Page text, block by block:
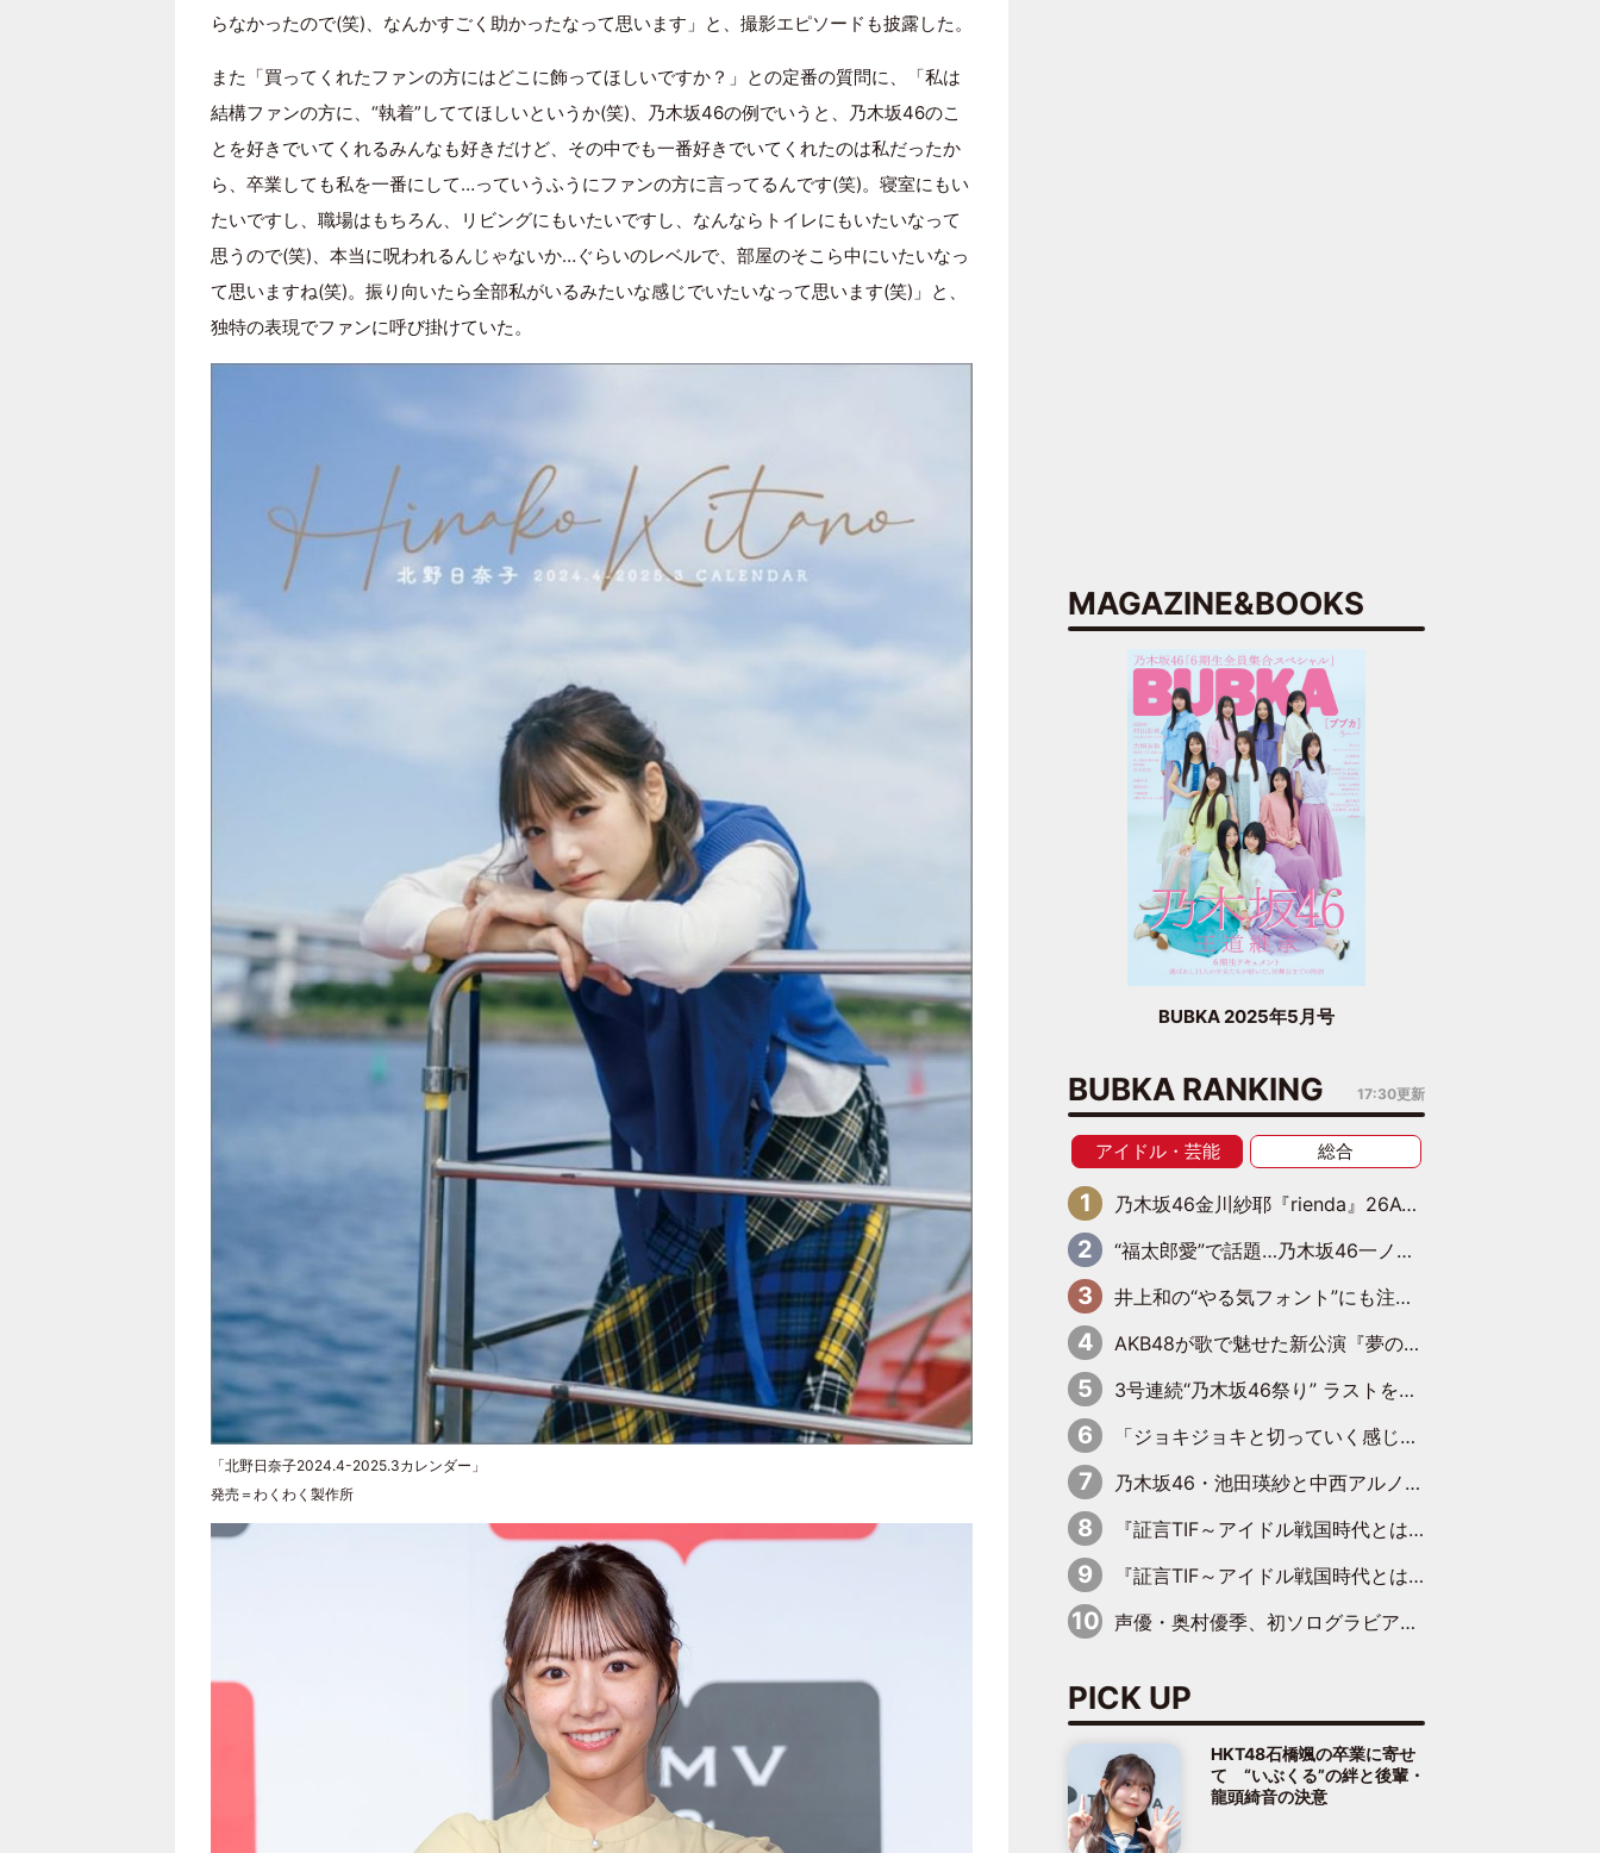
らなかったので(笑)、なんかすごく助かったなって思います」と、撮影エピソードも披露した。
また「買ってくれたファンの方にはどこに飾ってほしいですか？」との定番の質問に、「私は
結構ファンの方に、“執着”しててほしいというか(笑)、乃木坂46の例でいうと、乃木坂46のこ
とを好きでいてくれるみんなも好きだけど、その中でも一番好きでいてくれたのは私だったか
ら、卒業しても私を一番にして…っていうふうにファンの方に言ってるんです(笑)。寝室にもい
たいですし、職場はもちろん、リビングにもいたいですし、なんならトイレにもいたいなって
思うので(笑)、本当に呪われるんじゃないか…ぐらいのレベルで、部屋のそこら中にいたいなっ
て思いますね(笑)。振り向いたら全部私がいるみたいな感じでいたいなって思います(笑)」と、
独特の表現でファンに呼び掛けていた。
「北野日奈子2024.4-2025.3カレンダー」
発売＝わくわく製作所
MAGAZINE&BOOKS
BUBKA 2025年5月号
BUBKA RANKING 17:30更新
アイドル・芸能 総合
乃木坂46金川紗耶『rienda』26AW LOOKモデルに就任
“福太郎愛”で話題…乃木坂46一ノ瀬美空、地元福岡『めんべい25周年トップサポーター』に就任
井上和の“やる気フォント”にも注目 乃木坂46が挑んだ書道パフォーマンスの舞台裏
AKB48が歌で魅せた新公演『夢のポップスター』 初日から全身全霊のステージ
3号連続“乃木坂46祭り” ラストを飾るのは賀喜遥香…5年ぶりの登場に「5年分大人になった私を見ていただけたら」
「ジョキジョキと切っていく感じ」STU48中村舞、新しい挑戦は自らの手で
乃木坂46・池田瑛紗と中西アルノが「真冬のかき氷」騒動で火花散らす！ 因縁の裏にあるのは、逆境をともに“凌”ぐ似た者同士の絆
『証言TIF～アイドル戦国時代とはなんだったのか～』第11回：私立恵比寿中学・真山りか×安本彩花「TIFで10年ぶりのキョンシーメイクをしたら、場を完全に引かせてしまって。時代が変わったんだなって」
『証言TIF～アイドル戦国時代とはなんだったのか～』第6回：でんぱ組.inc・古川未鈴×相沢梨紗「『ハロプロやりたかったな』って言ったら、夢眠ねむさんに『てめえはでんぱ組．incなんだよ！』って肩パンされて(笑)」
声優・奥村優季、初ソログラビアで初ソロ表紙を飾る！ 初めて見せる表情や、声優を志したきっかけなどを語った必読のインタビューを掲載
PICK UP
HKT48石橋颯の卒業に寄せ
て “いぶくる”の絆と後輩・
龍頭綺音の決意